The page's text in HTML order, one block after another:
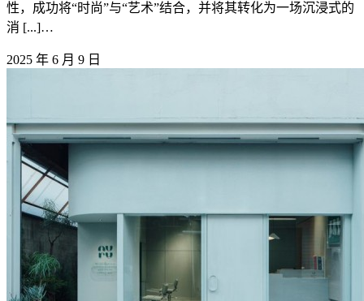
性，成功将“时尚”与“艺术”结合，并将其转化为一场沉浸式的
消 [...]…
2025 年 6 月 9 日